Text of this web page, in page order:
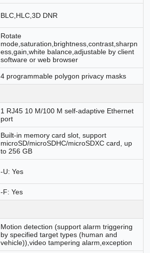
BLC,HLC,3D DNR
Rotate
mode,saturation,brightness,contrast,sharpn
ess,gain,white balance,adjustable by client
software or web browser
4 programmable polygon privacy masks
1 RJ45 10 M/100 M self-adaptive Ethernet
port
Built-in memory card slot, support
microSD/microSDHC/microSDXC card, up
to 256 GB
-U: Yes
-F: Yes
Motion detection (support alarm triggering
by specified target types (human and
vehicle)),video tampering alarm,exception